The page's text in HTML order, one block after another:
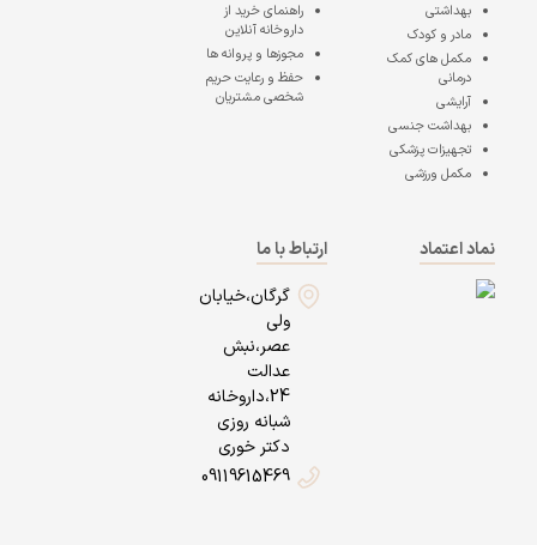
بهداشتی
مادر و کودک
مکمل های کمک
درمانی
آرایشی
بهداشت جنسی
تجهیزات پزشکی
مکمل ورزشی
راهنمای خرید از
داروخانه آنلاین
مجوزها و پروانه ها
حفظ و رعایت حریم
شخصی مشتریان
نماد اعتماد
ارتباط با ما
گرگان،خیابان
ولی
عصر،نبش
عدالت
24،داروخانه
شبانه روزی
دکتر خوری
09119615469